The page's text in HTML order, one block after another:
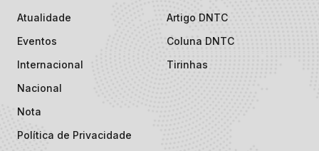
Atualidade
Eventos
Internacional
Nacional
Nota
Política de Privacidade
Artigo DNTC
Coluna DNTC
Tirinhas